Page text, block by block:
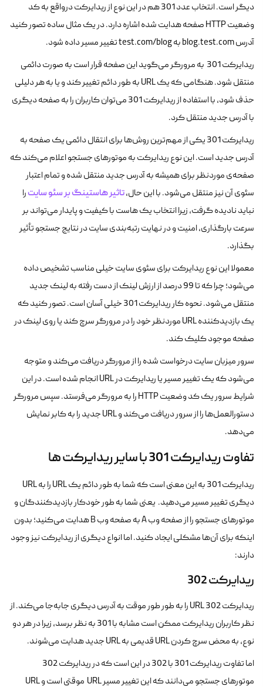
دیگر است. انتخاب عدد 301 هم در این نوع از ریدایرکت در‌واقع به کد
وضعیت HTTP صفحه هدایت شده اشاره دارد. در یک مثال ساده تصور کنید
آدرس blog.test.com به test.com/blog تغییر مسیر داده شود.
ریدایرکت 301 به مرورگر می‌گوید این صفحه قرار است به صورت دائمی
منتقل شود. هنگامی که یک URL به طور دائم تغییر کند و یا به هر دلیلی
حذف شود، با استفاده از ریدایرکت 301 می‌توان کاربران را به صفحه دیگری
با آدرس جدید منتقل کرد.
ریدایرکت 301 یکی از مهم‌ترین روش‌ها برای انتقال دائمی یک صفحه به
آدرس جدید است. این نوع ریدایرکت به موتورهای جستجو اعلام می‌کند که
صفحه‌ی موردنظر برای همیشه به آدرس جدید منتقل شده و تمام اعتبار
سئوی آن نیز منتقل می‌شود. با این حال،تاثیر هاستینگ بر سئو سایترا
نباید نادیده گرفت، زیرا انتخاب یک هاست با کیفیت و پایدار می‌تواند بر
سرعت بارگذاری، امنیت و در نهایت رتبه‌بندی سایت در نتایج جستجو تأثیر
بگذارد.
معمولا این نوع ریدایرکت برای سئوی سایت خیلی مناسب تشخیص داده
می‌شود؛ چرا که تا 99 درصد از ارزش لینک از دست رفته به لینک جدید
منتقل می‌شود. نحوه کار ریدایرکت 301 خیلی آسان است. تصور کنید که
یک بازدید‌کننده URL مورد‌نظر خود را در مرورگر سرچ کند یا روی لینک در
صفحه موجود کلیک کند.
سرور میزبان سایت درخواست شده را از مرورگر دریافت می‌کند و متوجه
می‌شود که یک تغییر مسیر یا ریدایرکت در URL انجام شده است. در این
شرایط سرور یک کد وضعیت HTTP را به مرورگر می‌فرستد. سپس مرورگر
دستورالعمل‌ها را از سرور دریافت می‌کند و URL جدید را به کابر نمایش
می‌دهد.
تفاوت ریدایرکت 301 با سایر ریدایرکت ها
ریدایرکت 301 به این معنی است که شما به طور دائم یک URL را به URL
دیگری تغییر مسیر می‌دهید. یعنی شما به طور خودکار بازدیدکنندگان و
موتورهای جستجو را از صفحه وب A به صفحه وب B هدایت می‌کنید؛ بدون
اینکه برای آن‌ها مشکلی ایجاد کنید. اما انواع دیگری از ریدایرکت نیز وجود
دارند:
ریدایرکت 302
ریدایرکت 302 URL را به طور طور موقت به آدرس دیگری جابه‌جا می‌کند. از
نظر کاربران ریدایرکت ممکن است مشابه با 301 به نظر برسد، زیرا در هر دو
نوع، به محض سرچ کردن URL قدیمی به URL جدید هدایت می‌شوند.
اما تفاوت ریدایرکت 301 با 302 در این است که در ریدایرکت 302
موتورهای جستجو می‌دانند که این تغییر مسیر URL موقتی است و URL